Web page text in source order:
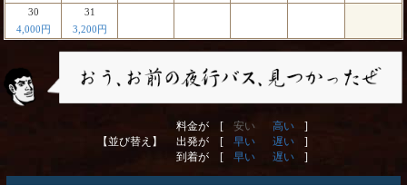
30
4,000円
31
3,200円
【並び替え】
料金が [ 安い 高い
]
出発が [
早い 遅い
]
到着が [
早い 遅い ]